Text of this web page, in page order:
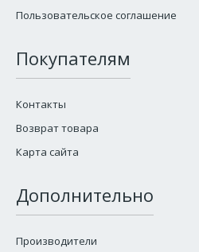
Пользовательское соглашение
Покупателям
Контакты
Возврат товара
Карта сайта
Дополнительно
Производители